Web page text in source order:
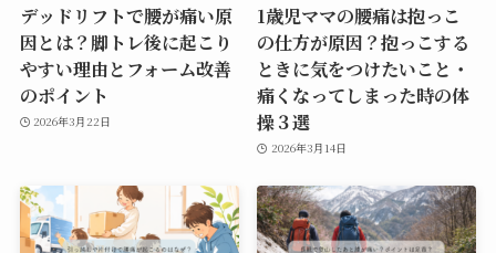
デッドリフトで腰が痛い原
因とは？脚トレ後に起こり
やすい理由とフォーム改善
のポイント
2026年3月22日
1歳児ママの腰痛は抱っこ
の仕方が原因？抱っこする
ときに気をつけたいこと・
痛くなってしまった時の体
操３選
2026年3月14日